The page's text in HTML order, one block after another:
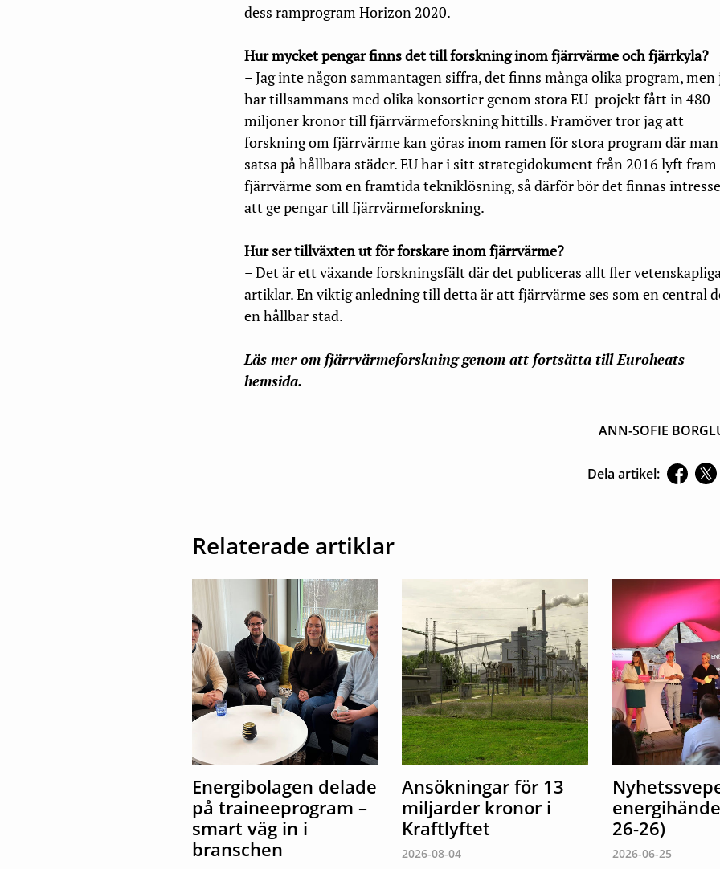
dess ramprogram Horizon 2020.
Hur mycket pengar finns det till forskning inom fjärrvärme och fjärrkyla?
– Jag inte någon sammantagen siffra, det finns många olika program, men
har tillsammans med olika konsortier genom stora EU-projekt fått in 480
miljoner kronor till fjärrvärmeforskning hittills. Framöver tror jag att
forskning om fjärrvärme kan göras inom ramen för stora program där
satsa på hållbara städer. EU har i sitt strategidokument från 2016 lyft fram
fjärrvärme som en framtida tekniklösning, så därför bör det finnas
att ge pengar till fjärrvärmeforskning.
Hur ser tillväxten ut för forskare inom fjärrvärme?
– Det är ett växande forskningsfält där det publiceras allt fler
artiklar. En viktig anledning till detta är att fjärrvärme ses som en central
en hållbar stad.
Läs mer om fjärrvärmeforskning genom att fortsätta till Euroheats
hemsida.
ANN-SOFIE
Dela artikel:
Relaterade artiklar
Energibolagen delade
på traineeprogram –
smart väg in i
branschen
Ansökningar för 13
miljarder kronor i
Kraftlyftet
2026-08-04
26-26)
2026-06-25